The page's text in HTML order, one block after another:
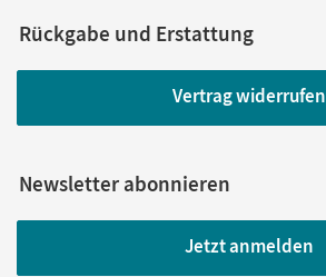
Rückgabe und Erstattung
Vertrag widerrufen
Newsletter abonnieren
Jetzt anmelden